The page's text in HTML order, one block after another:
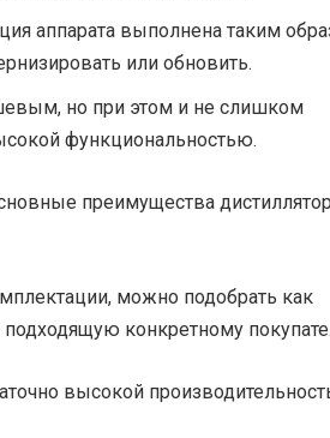
аппарата выполнена таким
или обновить.
но при этом и не слишком
функциональностью.
преимущества
можно подобрать как
конкретному
высокой